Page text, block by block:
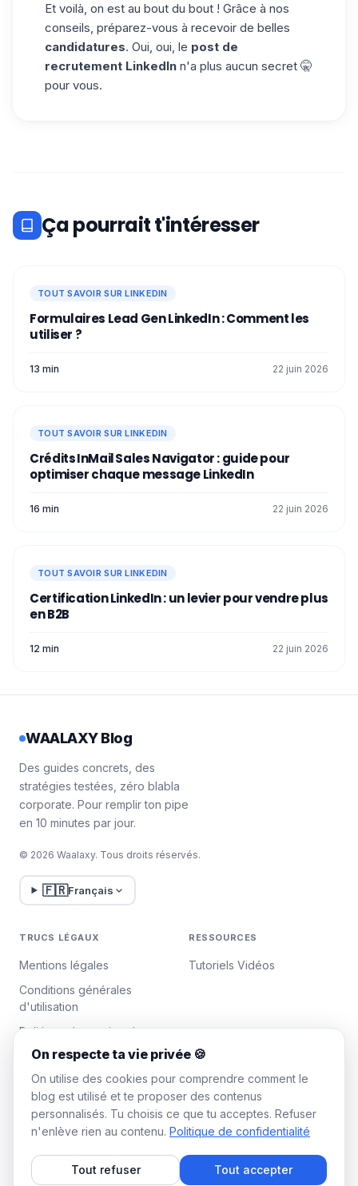
Et voilà, on est au bout du bout ! Grâce à nos
conseils, préparez-vous à recevoir de belles
candidatures. Oui, oui, le post de
recrutement LinkedIn n'a plus aucun secret 🤫
pour vous.
Ça pourrait t'intéresser
TOUT SAVOIR SUR LINKEDIN
Formulaires Lead Gen LinkedIn : Comment les
utiliser ?
13 min 22 juin 2026
TOUT SAVOIR SUR LINKEDIN
Crédits InMail Sales Navigator : guide pour
optimiser chaque message LinkedIn
16 min 22 juin 2026
TOUT SAVOIR SUR LINKEDIN
Certification LinkedIn : un levier pour vendre plus
en B2B
12 min 22 juin 2026
WAALAXY Blog
Des guides concrets, des
stratégies testées, zéro blabla
corporate. Pour remplir ton pipe
en 10 minutes par jour.
© 2026 Waalaxy. Tous droits réservés.
🇫🇷Français
TRUCS LÉGAUX
Mentions légales
Conditions générales
d'utilisation
Politique de gestion des
données
Gérer les cookies
RESSOURCES
Tutoriels Vidéos
WAALAXY
Plan Team Waalaxy
On respecte ta vie privée 🍪
On utilise des cookies pour comprendre comment le
blog est utilisé et te proposer des contenus
personnalisés. Tu choisis ce que tu acceptes. Refuser
n'enlève rien au contenu. Politique de confidentialité
Tout refuser Tout accepter